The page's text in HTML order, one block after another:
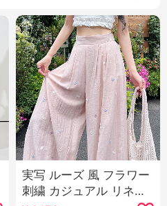
実写 ルーズ 風 フラワー
刺繍 カジュアル リネン